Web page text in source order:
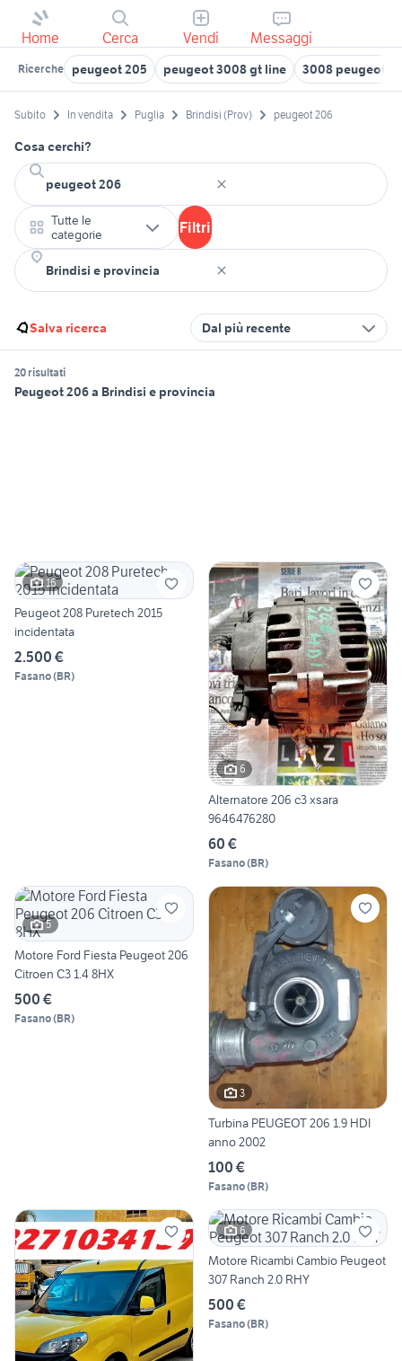
Home Cerca Vendi Messaggi
Ricerche peugeot 205 peugeot 3008 gt line 3008 peugeot
Subito In vendita Puglia Brindisi (Prov) peugeot 206
Cosa cerchi?
Tutte le
categorie
Filtri
Salva ricerca Dal più recente
20 risultati
Peugeot 206 a Brindisi e provincia
16
Peugeot 208 Puretech 2015
incidentata
2.500 €
Fasano(BR)
6
Alternatore 206 c3 xsara
9646476280
60 €
Fasano(BR)
5
Motore Ford Fiesta Peugeot 206
Citroen C3 1.4 8HX
500 €
Fasano(BR)
3
Turbina PEUGEOT 206 1.9 HDI
anno 2002
100 €
Fasano(BR)
6
Motore Ricambi Cambio Peugeot
307 Ranch 2.0 RHY
500 €
Fasano(BR)